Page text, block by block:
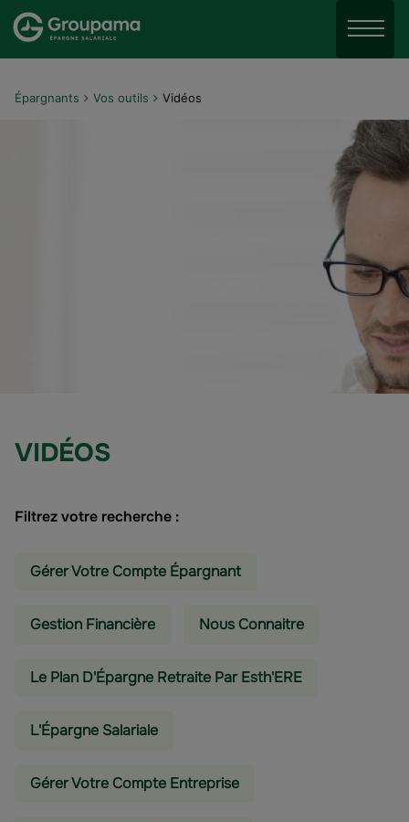
Aller au menu
Aller au contenu
Menu
Épargnants Vos outils Vidéos
VIDÉOS
Filtrez votre recherche :
Gérer Votre Compte Épargnant
Gestion Financière Nous Connaitre
Le Plan D'Épargne Retraite Par Esth'ERE
L'épargne Salariale
Gérer Votre Compte Entreprise